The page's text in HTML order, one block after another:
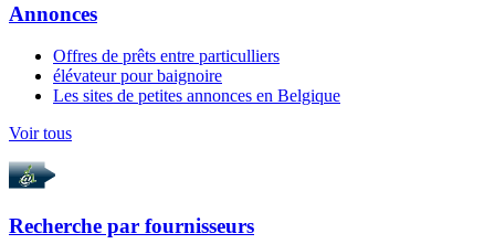
Annonces
Offres de prêts entre particulliers
élévateur pour baignoire
Les sites de petites annonces en Belgique
Voir tous
Recherche par fournisseurs